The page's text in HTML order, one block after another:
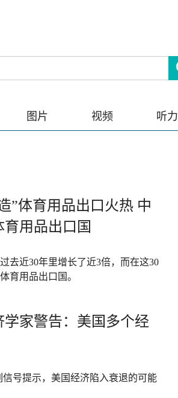
图片 视频 听力
”体育用品出口火热 中
用品出口国
去近30年里增长了近3倍，而在这30
育用品出口国。
学家警告：美国多个经
号提示，美国经济陷入衰退的可能